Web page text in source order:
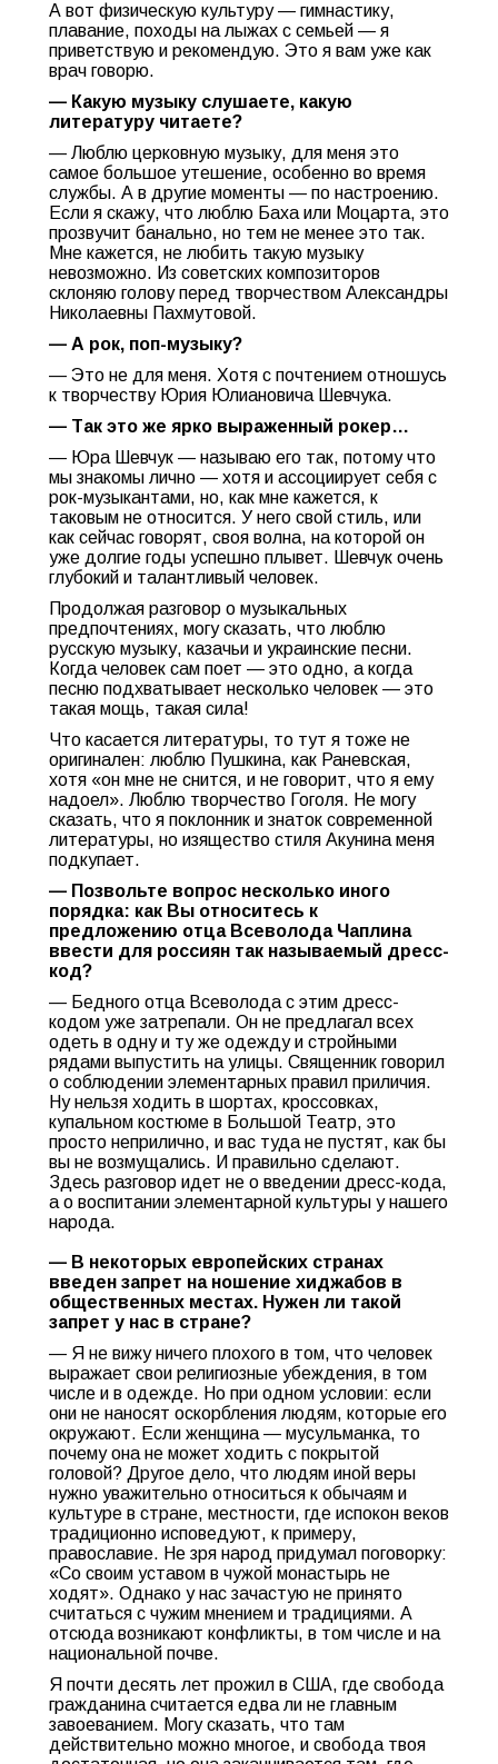
А вот физическую культуру — гимнастику,
плавание, походы на лыжах с семьей — я
приветствую и рекомендую. Это я вам уже как
врач говорю.
— Какую музыку слушаете, какую
литературу читаете?
— Люблю церковную музыку, для меня это
самое большое утешение, особенно во время
службы. А в другие моменты — по настроению.
Если я скажу, что люблю Баха или Моцарта, это
прозвучит банально, но тем не менее это так.
Мне кажется, не любить такую музыку
невозможно. Из советских композиторов
склоняю голову перед творчеством Александры
Николаевны Пахмутовой.
— А рок, поп-музыку?
— Это не для меня. Хотя с почтением отношусь
к творчеству Юрия Юлиановича Шевчука.
— Так это же ярко выраженный рокер…
— Юра Шевчук — называю его так, потому что
мы знакомы лично — хотя и ассоциирует себя с
рок-музыкантами, но, как мне кажется, к
таковым не относится. У него свой стиль, или
как сейчас говорят, своя волна, на которой он
уже долгие годы успешно плывет. Шевчук очень
глубокий и талантливый человек.
Продолжая разговор о музыкальных
предпочтениях, могу сказать, что люблю
русскую музыку, казачьи и украинские песни.
Когда человек сам поет — это одно, а когда
песню подхватывает несколько человек — это
такая мощь, такая сила!
Что касается литературы, то тут я тоже не
оригинален: люблю Пушкина, как Раневская,
хотя «он мне не снится, и не говорит, что я ему
надоел». Люблю творчество Гоголя. Не могу
сказать, что я поклонник и знаток современной
литературы, но изящество стиля Акунина меня
подкупает.
— Позвольте вопрос несколько иного
порядка: как Вы относитесь к
предложению отца Всеволода Чаплина
ввести для россиян так называемый дресс-
код?
— Бедного отца Всеволода с этим дресс-
кодом уже затрепали. Он не предлагал всех
одеть в одну и ту же одежду и стройными
рядами выпустить на улицы. Священник говорил
о соблюдении элементарных правил приличия.
Ну нельзя ходить в шортах, кроссовках,
купальном костюме в Большой Театр, это
просто неприлично, и вас туда не пустят, как бы
вы не возмущались. И правильно сделают.
Здесь разговор идет не о введении дресс-кода,
а о воспитании элементарной культуры у нашего
народа.
— В некоторых европейских странах
введен запрет на ношение хиджабов в
общественных местах. Нужен ли такой
запрет у нас в стране?
— Я не вижу ничего плохого в том, что человек
выражает свои религиозные убеждения, в том
числе и в одежде. Но при одном условии: если
они не наносят оскорбления людям, которые его
окружают. Если женщина — мусульманка, то
почему она не может ходить с покрытой
головой? Другое дело, что людям иной веры
нужно уважительно относиться к обычаям и
культуре в стране, местности, где испокон веков
традиционно исповедуют, к примеру,
православие. Не зря народ придумал поговорку:
«Со своим уставом в чужой монастырь не
ходят». Однако у нас зачастую не принято
считаться с чужим мнением и традициями. А
отсюда возникают конфликты, в том числе и на
национальной почве.
Я почти десять лет прожил в США, где свобода
гражданина считается едва ли не главным
завоеванием. Могу сказать, что там
действительно можно многое, и свобода твоя